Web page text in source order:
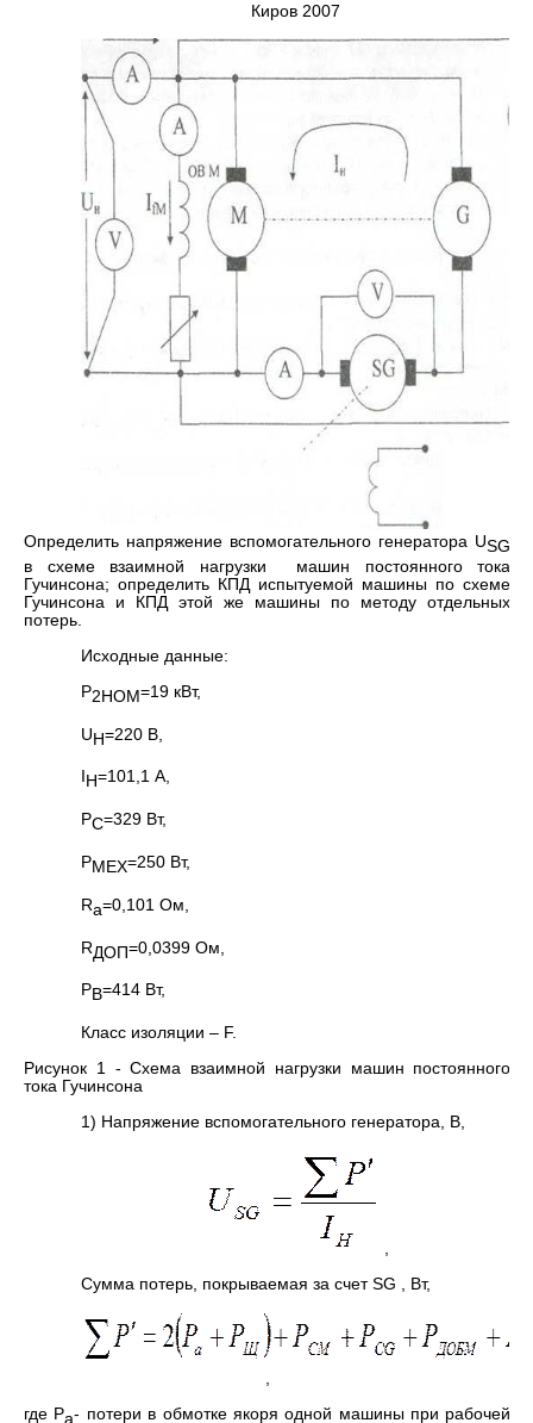
Киров 2007
Определить напряжение вспомогательного генератора USG
в схеме взаимной нагрузки машин постоянного тока
Гучинсона; определить КПД испытуемой машины по схеме
Гучинсона и КПД этой же машины по методу отдельных
потерь.
Исходные данные:
Р2НОМ=19 кВт,
UH=220 В,
IН=101,1 А,
РС=329 Вт,
РМЕХ=250 Вт,
Ra=0,101 Ом,
RДОП=0,0399 Ом,
РВ=414 Вт,
Класс изоляции – F.
Рисунок 1 - Схема взаимной нагрузки машин постоянного
тока Гучинсона
1) Напряжение вспомогательного генератора, В,
Сумма потерь, покрываемая за счет SG , Вт,
где Ра- потери в обмотке якоря одной машины при рабочей